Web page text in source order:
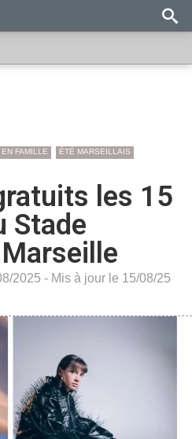
EN FAMILLE ÉTÉ MARSEILLAIS
les 15
Stade
2025 - Mis à jour le 15/08/25